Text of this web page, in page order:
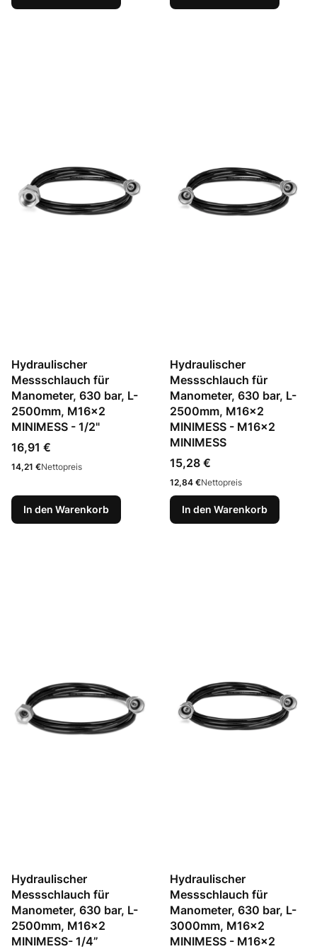
Hydraulischer
Messschlauch für
Manometer, 630 bar, L-
2500mm, M16x2
MINIMESS - 1/2"
Preis
16,91 €
Preis
14,21 €Nettopreis
In den Warenkorb
Hydraulischer
Messschlauch für
Manometer, 630 bar, L-
2500mm, M16x2
MINIMESS - M16x2
MINIMESS
Preis
15,28 €
Preis
12,84 €Nettopreis
In den Warenkorb
Hydraulischer
Messschlauch für
Manometer, 630 bar, L-
2500mm, M16x2
MINIMESS- 1/4”
Hydraulischer
Messschlauch für
Manometer, 630 bar, L-
3000mm, M16x2
MINIMESS - M16x2